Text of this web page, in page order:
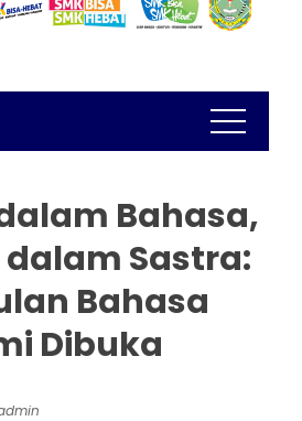
Bahasa,
Sastra:
Bahasa
Dibuka